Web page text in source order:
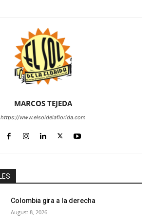
MARCOS TEJEDA
https://www.elsoldelaflorida.com
Colombia gira a la derecha
August 8, 2026